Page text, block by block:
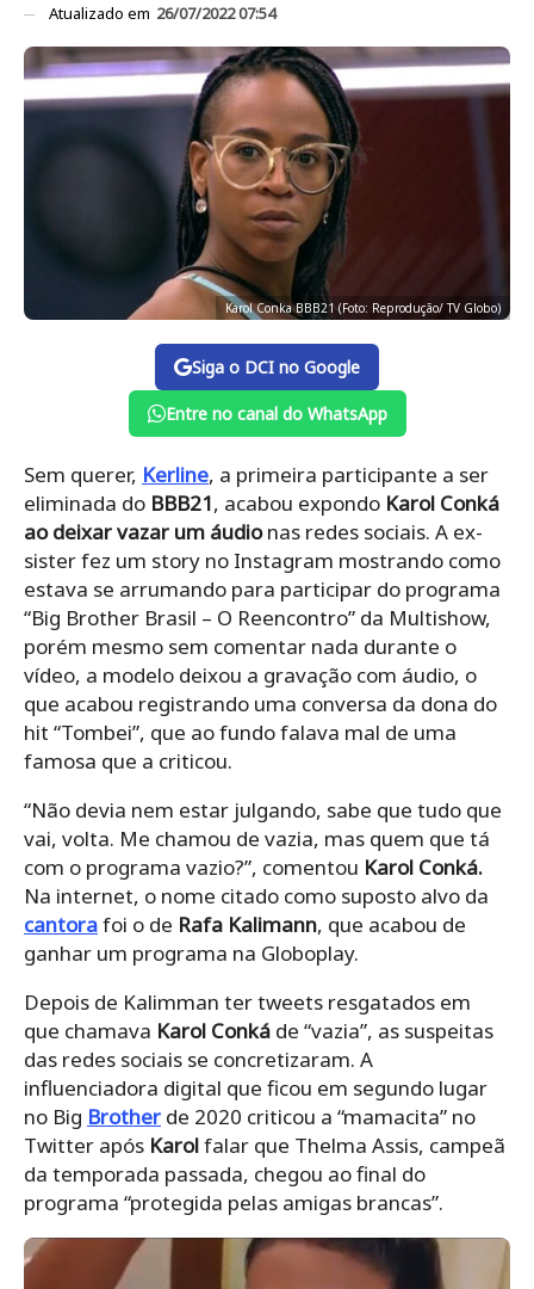
Atualizado em 26/07/2022 07:54
Karol Conka BBB21 (Foto: Reprodução/ TV Globo)
Siga o DCI no Google
Entre no canal do WhatsApp
Sem querer, Kerline, a primeira participante a ser
eliminada do BBB21, acabou expondo Karol Conká
ao deixar vazar um áudionas redes sociais. A ex-
sister fez um story no Instagram mostrando como
estava se arrumando para participar do programa
“Big Brother Brasil – O Reencontro” da Multishow,
porém mesmo sem comentar nada durante o
vídeo, a modelo deixou a gravação com áudio, o
que acabou registrando uma conversa da dona do
hit “Tombei”, que ao fundo falava mal de uma
famosa que a criticou.
“Não devia nem estar julgando, sabe que tudo que
vai, volta. Me chamou de vazia, mas quem que tá
com o programa vazio?”, comentou Karol Conká.
Na internet, o nome citado como suposto alvo da
cantorafoi o de Rafa Kalimann, que acabou de
ganhar um programa na Globoplay.
Depois de Kalimman ter tweets resgatados em
que chamava Karol Conká de “vazia”, as suspeitas
das redes sociais se concretizaram. A
influenciadora digital que ficou em segundo lugar
no Big Brother de 2020 criticou a “mamacita” no
Twitter após Karolfalar que Thelma Assis, campeã
da temporada passada, chegou ao final do
programa “protegida pelas amigas brancas”.